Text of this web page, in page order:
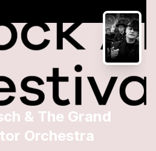
& The Grand
Orchestra